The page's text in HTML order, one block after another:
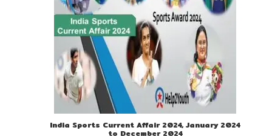
India Sports Current Affair 2024, January 2024
to December 2024